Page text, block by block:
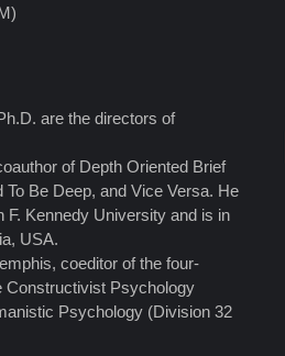
are the directors of
of Depth Oriented Brief
Be Deep, and Vice Versa. He
F. Kennedy University and is in
USA.
coeditor of the four-
Constructivist Psychology
Psychology (Division 32